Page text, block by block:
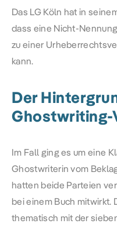
Das LG Köln hat in
dass eine Nicht-
zu einer
kann.
Der
Ghostwriting-
Im Fall ging es um eine
Ghostwriterin vom
hatten beide Parteien
bei einem Buch mitwirkt.
thematisch mit der